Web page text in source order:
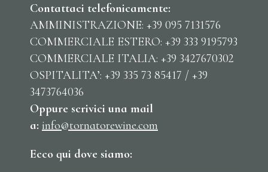
Contattaci telefonicamente:
AMMINISTRAZIONE: +39 095 7131576
COMMERCIALE ESTERO: +39 333 9195793
COMMERCIALE ITALIA: +39 3427670302
OSPITALITA’: +39 335 73 85417 / +39
3473764036
Oppure scrivici una mail
a: info@tornatorewine.com
Ecco qui dove siamo: